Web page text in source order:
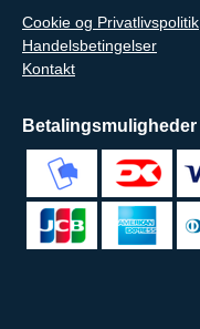
Cookie og Privatlivspolitik
Handelsbetingelser
Kontakt
Betalingsmuligheder